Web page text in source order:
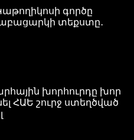
գործը
տեքստը․
խորհուրդը խոր
ՀԱԵ շուրջ ստեղծված